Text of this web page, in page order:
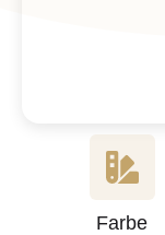
Farbe